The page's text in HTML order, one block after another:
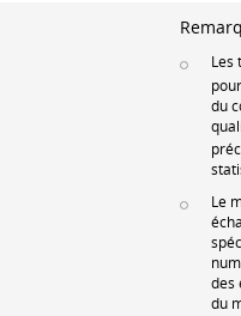
Les
du
Le
des
du